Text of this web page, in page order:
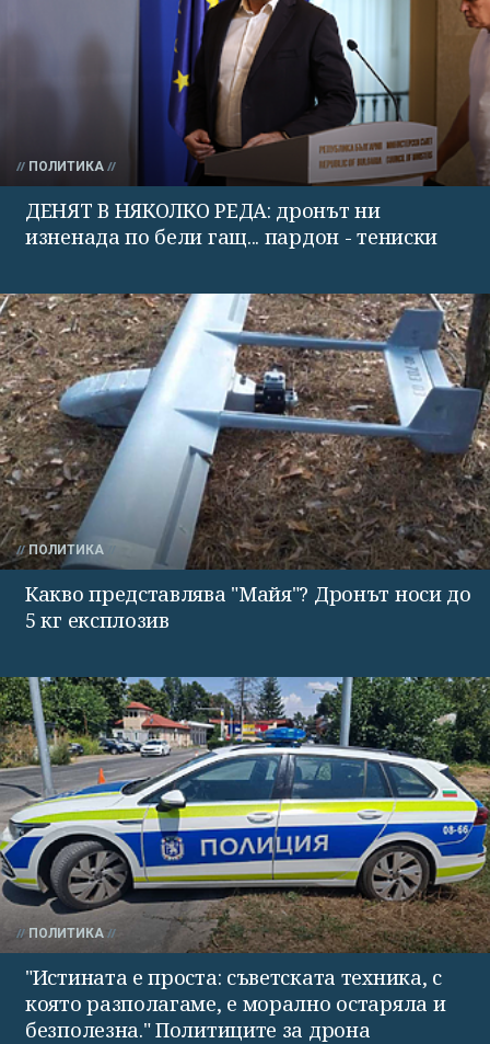
ПОЛИТИКА
ДЕНЯТ В НЯКОЛКО РЕДА: дронът ни
изненада по бели гащ... пардон - тениски
ПОЛИТИКА
Какво представлява "Майя"? Дронът носи до
5 кг експлозив
ПОЛИТИКА
"Истината е проста: съветската техника, с
която разполагаме, е морално остаряла и
безполезна." Политиците за дрона